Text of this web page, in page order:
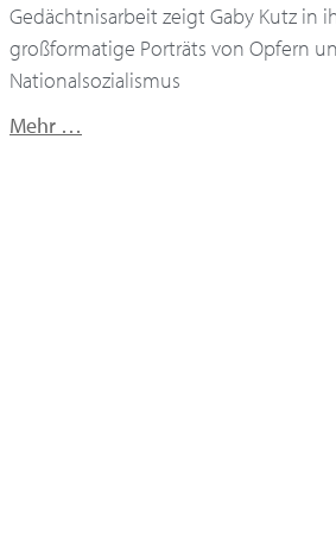
Gedächtnisarbeit zeigt Gaby Kutz in
großformatige Porträts von Opfern
Nationalsozialismus
Mehr …